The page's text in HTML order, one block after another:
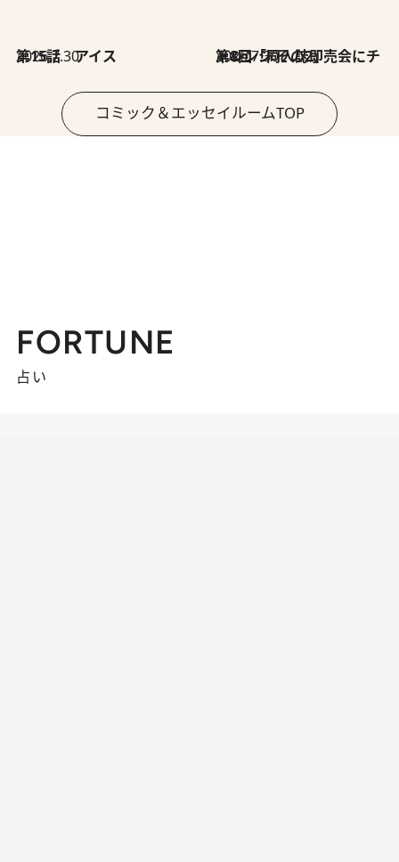
2026.7.30
第15話 アイス 2026.7.30
第8回「同人誌即売会にチャレンジ その2」
コミック＆エッセイルームTOP
FORTUNE
占い